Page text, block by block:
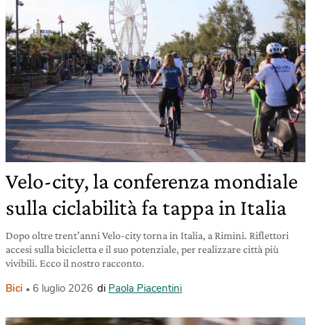
Velo-city, la conferenza mondiale
sulla ciclabilità fa tappa in Italia
Dopo oltre trent’anni Velo-city torna in Italia, a Rimini. Riflettori
accesi sulla bicicletta e il suo potenziale, per realizzare città più
vivibili. Ecco il nostro racconto.
Bici 6 luglio 2026 di Paola Piacentini